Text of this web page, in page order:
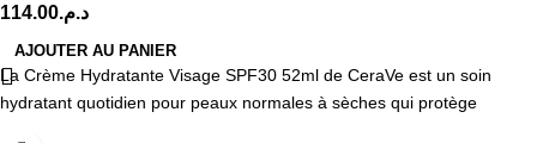
د.م.114.00
AJOUTER AU PANIER
La Crème Hydratante Visage SPF30 52ml de CeraVe est un soin
hydratant quotidien pour peaux normales à sèches qui protège